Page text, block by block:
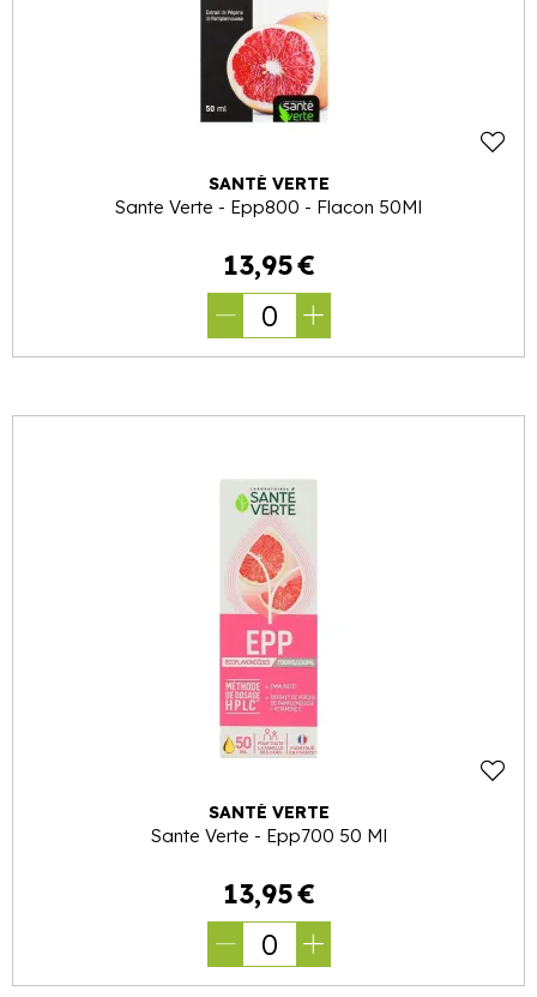
SANTÉ VERTE
Sante Verte - Epp800 - Flacon 50Ml
13,95€
0
SANTÉ VERTE
Sante Verte - Epp700 50 Ml
13,95€
0